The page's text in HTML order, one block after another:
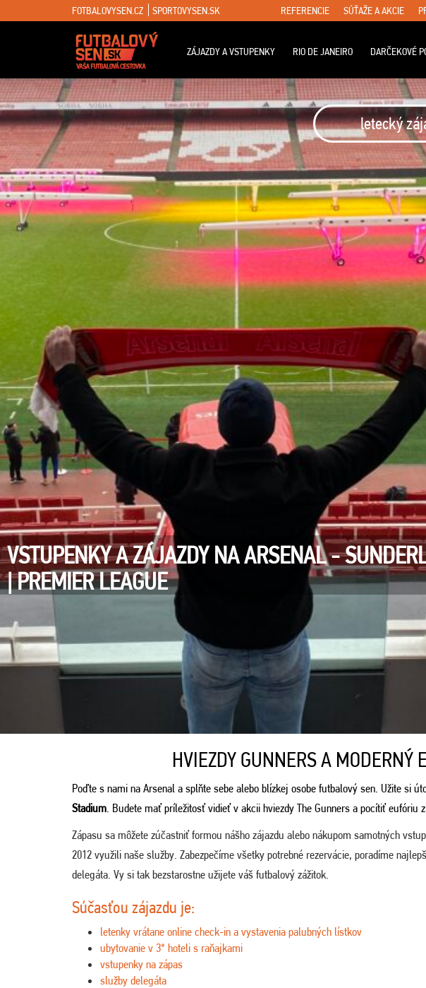
FOTBALOVYSEN.CZ SPORTOVYSEN.SK REFERENCIE SÚŤAŽE A AKCIE
ZÁJAZDY A VSTUPENKY RIO DE JANEIRO DARČEKOVÉ
letecký
VSTUPENKY A ZÁJAZDY NA ARSENAL -
| PREMIER LEAGUE
HVIEZDY GUNNERS A MODERNÝ
Poďte s nami na Arsenal a splňte sebe alebo blízkej osobe futbalový sen. Užite si
Stadium. Budete mať príležitosť vidieť v akcii hviezdy The Gunners a pocítiť eufóriu
Zápasu sa môžete zúčastniť formou nášho zájazdu alebo nákupom samotných
2012 využili naše služby. Zabezpečíme všetky potrebné rezervácie, poradíme
delegáta. Vy si tak bezstarostne užijete váš futbalový zážitok.
Súčasťou zájazdu je:
letenky vrátane online check-in a vystavenia palubných lístkov
ubytovanie v 3* hoteli s raňajkami
vstupenky na zápas
služby delegáta